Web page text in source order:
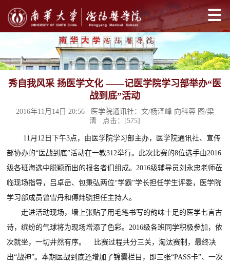
秀自我风采 扬医学文化 ——记医学院学习部举办“医
战到底”活动
2016年11月14日 20:56 医学院通讯社：文/杨泽峰 向科蓉 图/梁
清 点击：[575]
11月12日下午3点，由医学院学习部主办，医学院通讯社、宣传
部协办的“医战到底”活动在一教312举行。此次比赛的8位选手由2016
级各班海选中脱颖而出的报名者们组成。2016级辅导员刘永忠老师莅
临现场指导，吕卓岳、包秉弘两位“学霸”学长担任学生评委，医学院
学习部成员曾雪丹和傅炜骁担任主持人。
走进活动现场，墙上张贴了用毛笔书写的韵味十足的医学七言古
诗，缤纷的气球将为现场增添了色彩。2016级各班同学积极参加，依
次就坐，一切井然有序。 比赛过程共分三关，淘汰赛制，最终决
出“战神”。本期医战到底还增加了锦囊栏目，即三张“PASS卡”、一次